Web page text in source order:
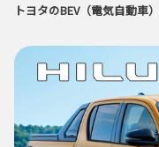
トヨタのBEV（電気自動車